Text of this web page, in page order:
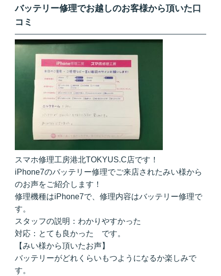
バッテリー修理でお越しのお客様から頂いた口
コミ
スマホ修理工房港北TOKYUS.C店です！
iPhone7のバッテリー修理でご来店されたみい様から
のお声をご紹介します！
修理機種はiPhone7で、修理内容はバッテリー修理で
す。
スタッフの説明：わかりやすかった
対応：とても良かった です。
【みい様から頂いたお声】
バッテリーがどれくらいもつようになるか楽しみで
す。